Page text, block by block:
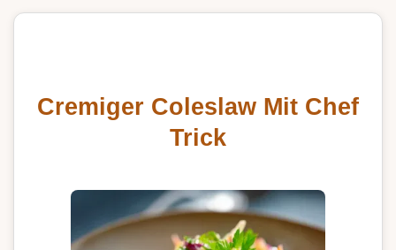
Cremiger Coleslaw Mit Chef
Trick